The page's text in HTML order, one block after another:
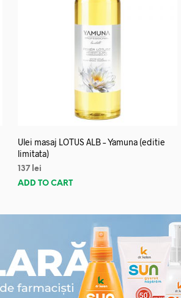
Ulei masaj LOTUS ALB – Yamuna (editie
limitata)
137 lei
ADD TO CART